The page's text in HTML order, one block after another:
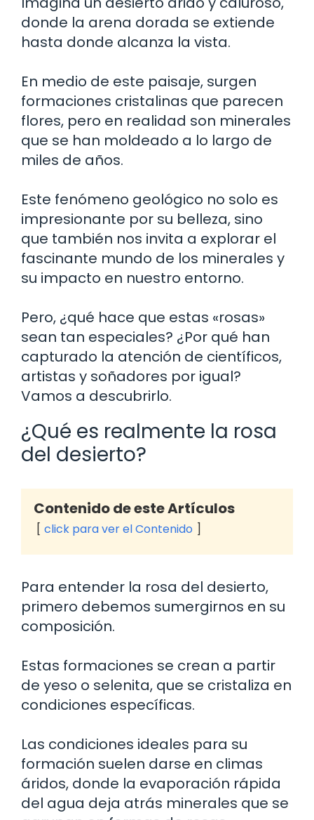
donde la arena dorada se extiende
hasta donde alcanza la vista.
En medio de este paisaje, surgen
formaciones cristalinas que parecen
flores, pero en realidad son minerales
que se han moldeado a lo largo de
miles de años.
Este fenómeno geológico no solo es
impresionante por su belleza, sino
que también nos invita a explorar el
fascinante mundo de los minerales y
su impacto en nuestro entorno.
Pero, ¿qué hace que estas «rosas»
sean tan especiales? ¿Por qué han
capturado la atención de científicos,
artistas y soñadores por igual?
Vamos a descubrirlo.
¿Qué es realmente la rosa
del desierto?
Contenido de este Artículos
click para ver el Contenido
Para entender la rosa del desierto,
primero debemos sumergirnos en su
composición.
Estas formaciones se crean a partir
de yeso o selenita, que se cristaliza en
condiciones específicas.
Las condiciones ideales para su
formación suelen darse en climas
áridos, donde la evaporación rápida
del agua deja atrás minerales que se